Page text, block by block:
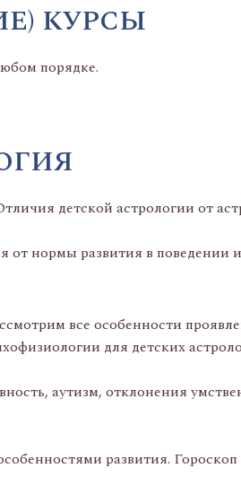
КУРСЫ
порядке.
детской астрологии от
нормы развития в поведении
все особенности
для детских
аутизм, отклонения
развития. Гороскоп